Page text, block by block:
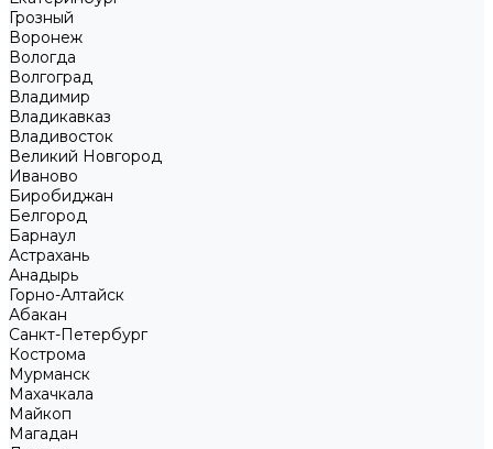
Грозный
Воронеж
Вологда
Волгоград
Владимир
Владикавказ
Владивосток
Великий Новгород
Иваново
Биробиджан
Белгород
Барнаул
Астрахань
Анадырь
Горно-Алтайск
Абакан
Санкт-Петербург
Кострома
Мурманск
Махачкала
Майкоп
Магадан